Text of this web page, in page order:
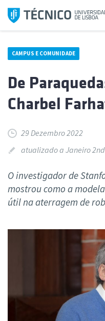
Saltar
para
CAMPUS E COMUNIDADE
De
Charbel
29 Dezembro 2022
atualizado a Janeiro
O investigador de
mostrou como a
útil na aterragem de